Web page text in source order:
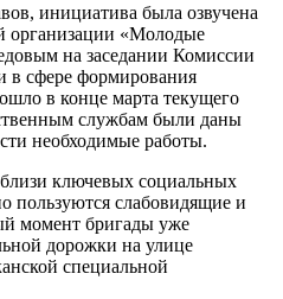
инициатива была озвучена
организации «Молодые
на заседании Комиссии
в сфере формирования
в конце марта текущего
службам были даны
необходимые работы.
ключевых социальных
пользуются слабовидящие и
момент бригады уже
дорожки на улице
специальной